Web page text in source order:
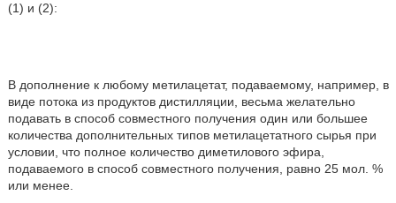
(1) и (2):
В дополнение к любому метилацетат, подаваемому, например, в
виде потока из продуктов дистилляции, весьма желательно
подавать в способ совместного получения один или большее
количества дополнительных типов метилацетатного сырья при
условии, что полное количество диметилового эфира,
подаваемого в способ совместного получения, равно 25 мол. %
или менее.